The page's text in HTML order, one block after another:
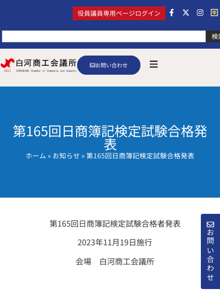
検
役員議員専用ページログイン
お問い合わせ
お問い合わせ
第165回日商簿記検定試験合格発
表
ホーム » お知らせ » 第165回日商簿記検定試験合格発表
第165回日商簿記検定試験合格者発表
2023年11月19日施行
会場 白河商工会議所